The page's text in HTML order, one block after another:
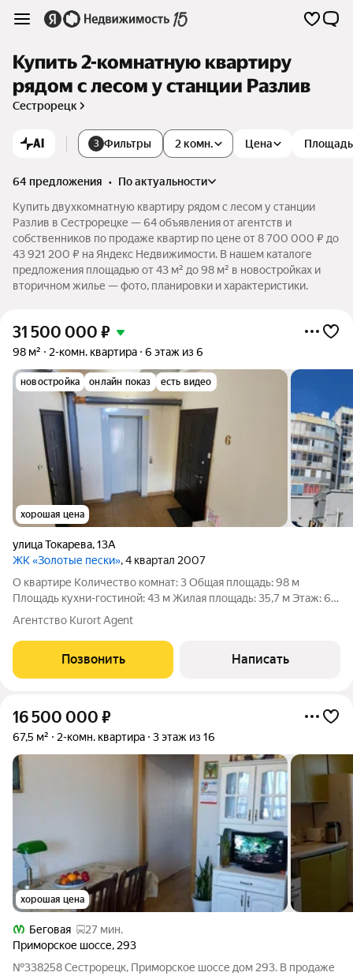
Купить 2-комнатную квартиру
рядом с лесом у станции Разлив
Сестрорецк
AI 3 Фильтры 2 комн. Цена Площадь
64 предложения •
по актуальности
Купить двухкомнатную квартиру рядом с лесом у станции
Разлив в Сестрорецке — 64 объявления от агентств и
собственников по продаже квартир по цене от 8 700 000 ₽ до
43 921 200 ₽ на Яндекс Недвижимости. В нашем каталоге
предложения площадью от 43 м² до 98 м² в новостройках и
вторичном жилье — фото, планировки и характеристики.
31 500 000 ₽
98 м² 2-комн. квартира 6 этаж из 6
новостройка онлайн показ есть видео
хорошая цена
улица Токарева,13А
ЖК «Золотые пески», 4 квартал 2007
О квартире Количество комнат: 3 Общая площадь: 98 м
Площадь кухни-гостиной: 43 м Жилая площадь: 35,7 м Этаж: 6
из 6 Тип комнат: изолированные Высота потолков: 3,0 м 2
свободная
Агентство Kurort Agent
Позвонить Написать
16 500 000 ₽
67,5 м² 2-комн. квартира 3 этаж из 16
хорошая цена
Беговая
27 мин.
Приморское шоссе, 293
№338258 Сестрорецк, Приморское шоссе дом 293. В продаже